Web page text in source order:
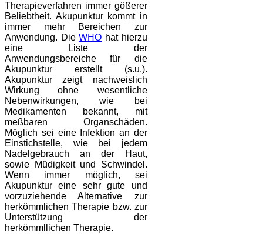
Therapieverfahren immer gößerer
Beliebtheit. Akupunktur kommt in
immer mehr Bereichen zur
Anwendung. DieWHO hat hierzu
eine Liste der
Anwendungsbereiche für die
Akupunktur erstellt (s.u.).
Akupunktur zeigt nachweislich
Wirkung ohne wesentliche
Nebenwirkungen, wie bei
Medikamenten bekannt, mit
meßbaren Organschäden.
Möglich sei eine Infektion an der
Einstichstelle, wie bei jedem
Nadelgebrauch an der Haut,
sowie Müdigkeit und Schwindel.
Wenn immer möglich, sei
Akupunktur eine sehr gute und
vorzuziehende Alternative zur
herkömmlichen Therapie bzw. zur
Unterstützung der
herkömmllichen Therapie.